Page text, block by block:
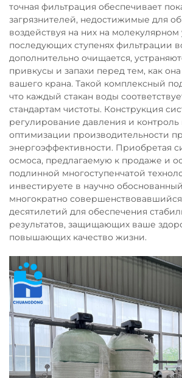
точная фильтрация обеспечивает
загрязнителей, недостижимые для
воздействуя на них на
последующих ступенях фильтрации
дополнительно очищается,
привкусы и запахи перед тем, как
вашего крана. Такой комплексный
что каждый стакан воды
стандартам чистоты. Конструкция
регулирование давления и контроль
оптимизации производительности
энергоэффективности. Приобретая
осмоса, предлагаемую к продаже и
подлинной многоступенчатой
инвестируете в научно
многократно
десятилетий для обеспечения
результатов, защищающих ваше
повышающих качество жизни.